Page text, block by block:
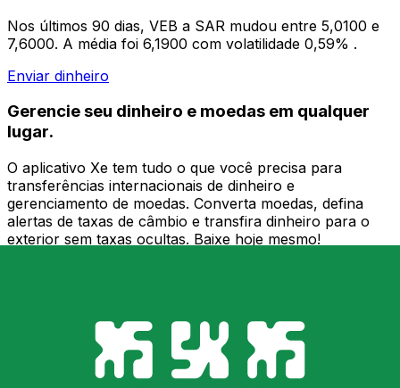
Nos últimos 90 dias, VEB a SAR mudou entre 5,0100 e
7,6000. A média foi 6,1900 com volatilidade 0,59% .
Enviar dinheiro
Gerencie seu dinheiro e moedas em qualquer
lugar.
O aplicativo Xe tem tudo o que você precisa para
transferências internacionais de dinheiro e
gerenciamento de moedas. Converta moedas, defina
alertas de taxas de câmbio e transfira dinheiro para o
exterior sem taxas ocultas. Baixe hoje mesmo!